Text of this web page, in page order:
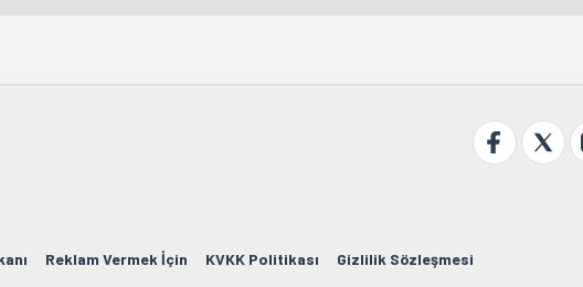
Reklam Vermek İçin KVKK Politikası Gizlilik Sözleşmesi